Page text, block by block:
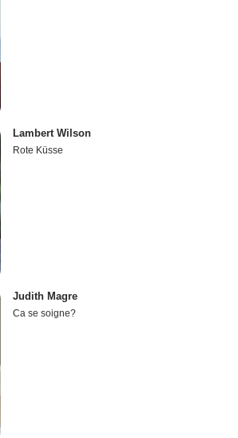
Lambert Wilson
Rote Küsse
Judith Magre
Ca se soigne?